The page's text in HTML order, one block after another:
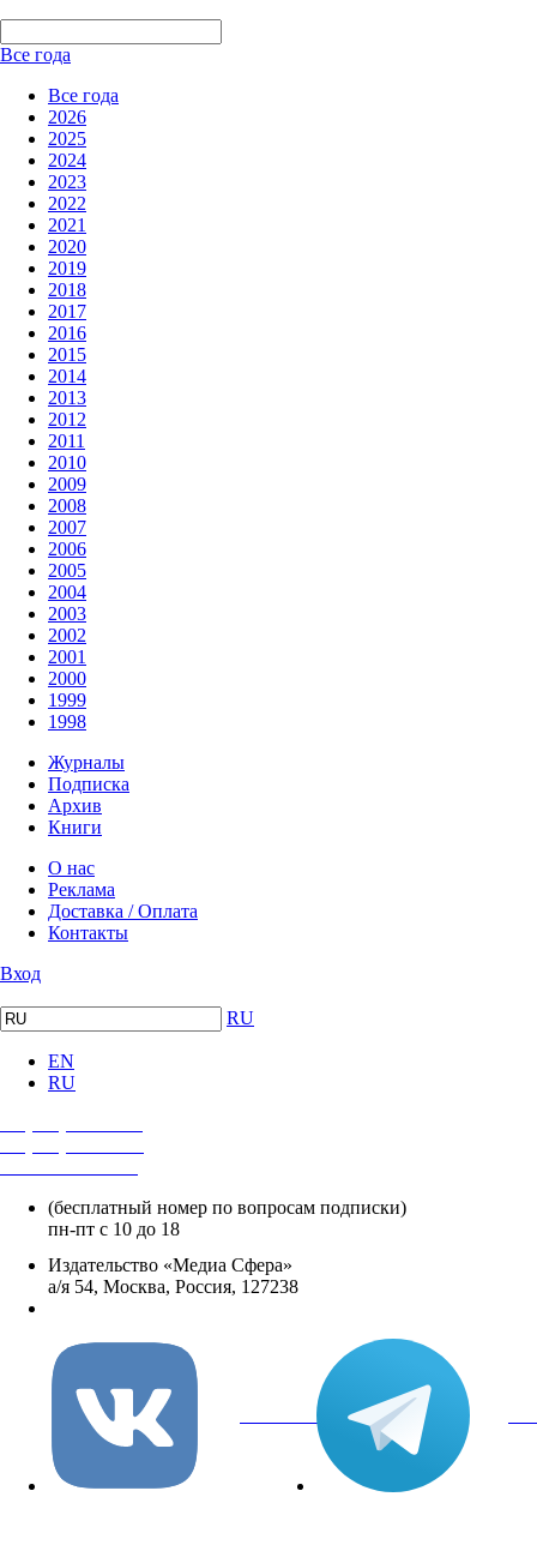
Все года
Все года
2026
2025
2024
2023
2022
2021
2020
2019
2018
2017
2016
2015
2014
2013
2012
2011
2010
2009
2008
2007
2006
2005
2004
2003
2002
2001
2000
1999
1998
Журналы
Подписка
Архив
Книги
О нас
Реклама
Доставка / Оплата
Контакты
Вход
RU
EN
RU
(бесплатный номер по вопросам подписки)
пн-пт с 10 до 18
Издательство «Медиа Сфера»
а/я 54, Москва, Россия, 127238
вКонтакте